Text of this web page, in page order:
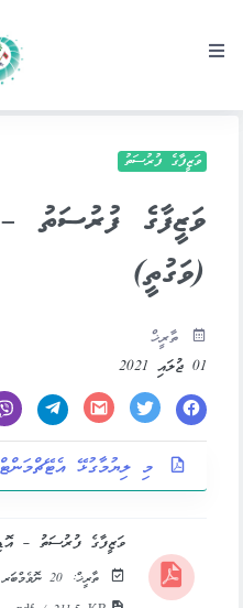
ވަޒީފާގެ ފުރުސަތު
ވަޒީފާގެ ފުރުސަތު
(ވަގުތީ)
ތާރީޚް
01 ޖުލައި 2021
މި ލިޔުމާގުޅޭ
ވަޒީފާގެ ފުރުސަތު –
ތާރީޚް:
20 ނޮވެމްބަރ 2021